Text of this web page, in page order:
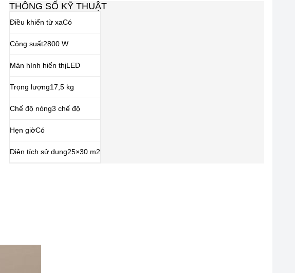
THÔNG SỐ KỸ THUẬT
Điều khiển từ xaCó
Công suất2800 W
Màn hình hiển thịLED
Trọng lượng17,5 kg
Chế độ nóng3 chế độ
Hẹn giờCó
Diện tích sử dụng25×30 m2